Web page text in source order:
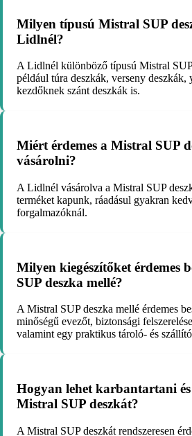
Milyen típusú Mistral SUP
Lidlnél?
A Lidlnél különböző típusú Mistral
például túra deszkák, verseny deszkák,
kezdőknek szánt deszkák is.
Miért érdemes a Mistral SUP
vásárolni?
A Lidlnél vásárolva a Mistral SUP
terméket kapunk, ráadásul gyakran
forgalmazóknál.
Milyen kiegészítőket érdemes
SUP deszka mellé?
A Mistral SUP deszka mellé érdemes
minőségű evezőt, biztonsági
valamint egy praktikus tároló- és
Hogyan lehet karbantartani
Mistral SUP deszkát?
A Mistral SUP deszkát rendszeresen